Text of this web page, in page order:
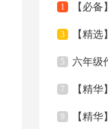
1 【必
文锦集六篇
3 【精
文汇总8篇
5 六年级
汇总8篇
7 【精
的作文300
9 【精